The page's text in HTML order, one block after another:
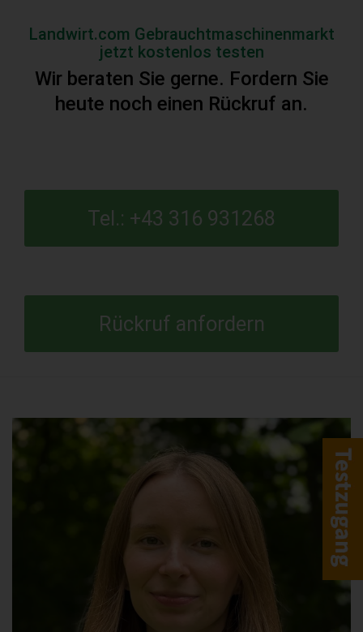
Landwirt.com Gebrauchtmaschinenmarkt
jetzt kostenlos testen
Wir beraten Sie gerne. Fordern Sie
heute noch einen Rückruf an.
Tel.: +43 316 931268
Rückruf anfordern